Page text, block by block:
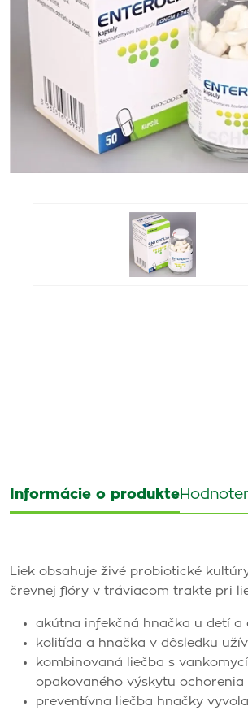
Informácie o produkte
Liek obsahuje živé probiotické
črevnej flóry v tráviacom trakte pri
akútna infekčná hnačka u detí a
kolitída a hnačka v dôsledku
kombinovaná liečba s
opakovaného výskytu ochorenia
preventívna liečba hnačky